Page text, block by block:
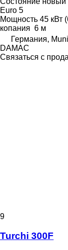
Euro 5
Мощность 45 кВт
копания 6 м
Германия,
DAMAC
Связаться с
9
Turchi 300F